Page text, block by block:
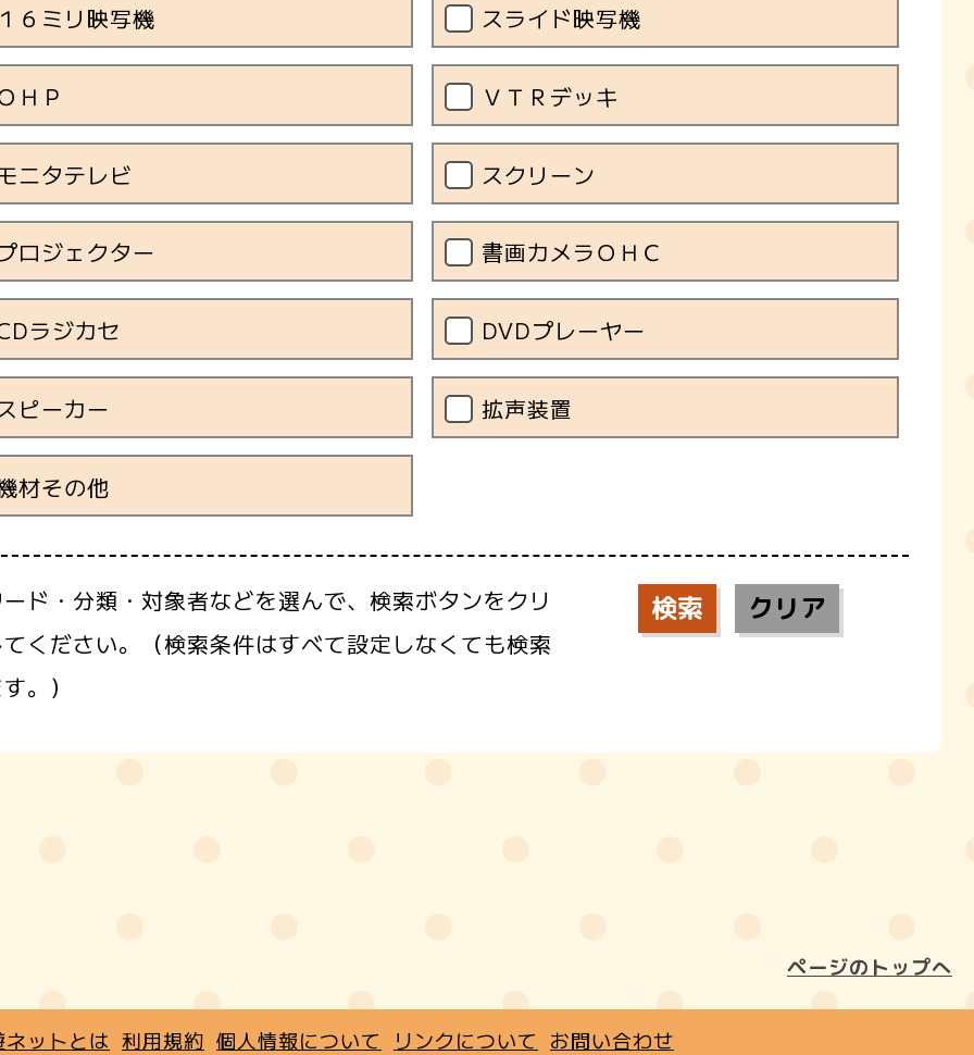
６ミリ映写機 スライド映写機
ＨＰ ＶＴＲデッキ
ニタテレビ スクリーン
ロジェクター 書画カメラＯＨＣ
ラジカセ DVDプレーヤー
ピーカー 拡声装置
材その他
ド・分類・対象者などを選んで、検索ボタンをクリ
ください。（検索条件はすべて設定しなくても検索
。）
ページのトップへ
ットとは 利用規約 個人情報について リンクについて お問い合わせ